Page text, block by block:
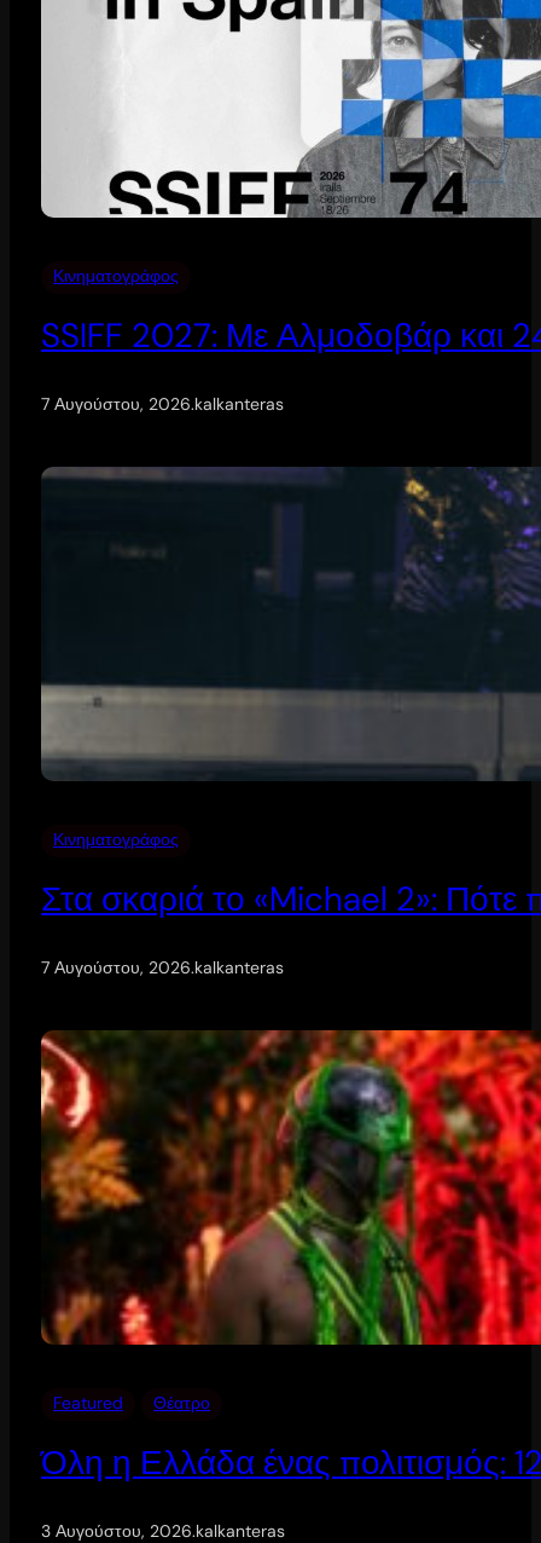
Κινηματογράφος
SSIFF 2027: Με Αλμοδοβάρ και 24
7 Αυγούστου, 2026.kalkanteras
Κινηματογράφος
Στα σκαριά το «Michael 2»: Πότε
7 Αυγούστου, 2026.kalkanteras
Featured Θέατρο
Όλη η Ελλάδα ένας πολιτισμός:
3 Αυγούστου, 2026.kalkanteras